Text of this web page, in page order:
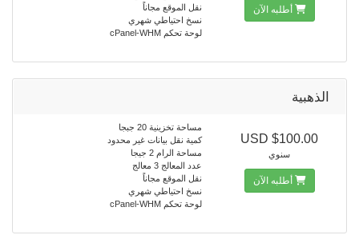
نقل الموقع مجاناً
نسخ احتياطي شهري
لوحة تحكم cPanel-WHM
أطلبه الآن
الذهبية
مساحة تخزينية 20 جبجا
كمية نقل بيانات غير محدود
مساحة الرام 2 جيجا
عدد المعالج 3 معالج
نقل الموقع مجاناً
نسخ احتياطي شهري
لوحة تحكم cPanel-WHM
$100.00 USD
سنوي
أطلبه الآن